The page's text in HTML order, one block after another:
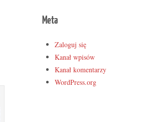
Meta
Zaloguj się
Kanał wpisów
Kanał komentarzy
WordPress.org